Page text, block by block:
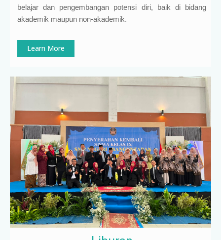
belajar dan pengembangan potensi diri, baik di bidang
akademik maupun non-akademik.
Learn More